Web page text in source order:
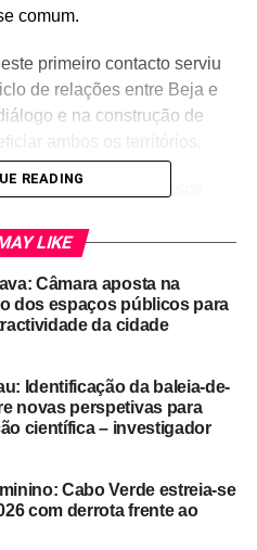
comum.
primeiro contacto serviu
de relações entre Beja e
e na construção de
os primeiros passos
estruturado ao longo do
a autarquia de Beja.
sensibilizar crianças
– autora
READING
LIKE
Câmara aposta na
dos espaços públicos para
da cidade
Identificação da baleia-de-
novas perspetivas para
científica – investigador
Cabo Verde estreia-se
com derrota frente ao